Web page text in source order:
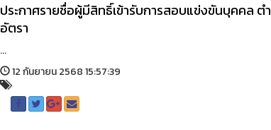
ประกาศรายชื่อผู้มีสิทธิ์เข้ารับการสอบแข่งขันบุคคล
อัตรา
...
12 กันยายน 2568 15:57:39